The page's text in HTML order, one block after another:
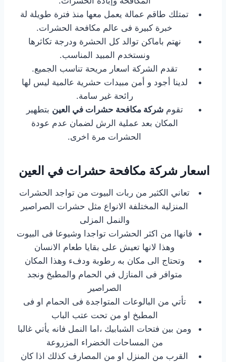
تمتلك طاقم عمالة يعمل معها منذ فترة طويلة لة
خبرة كبيرة فى عالم مكافحة الحشرات.
نهتم باماكن توالد كل الحشرة ودرجة تكاثرها
ونستخدم المبيد المناسب.
تقدم الشركة اسعار مريحة تناسب الجميع.
لدينا أجود و أمن مبيدات حشرية عالمية ليس لها
رائحة غير سامة.
تقومشركة مكافحة حشرات في العين بتطهير
المكان بعد عملية الرش لضمان عدم عودة
الحشرات مرة اخرى.
اسعار شركة مكافحة حشرات في العين
تعاني الكثير من ربات البيوت من تواجد الحشرات
المنزلية المختلفة الانواع مثل حشرات الصراصير
والنمل المزلى
فانهاا من اكثر الحشرات تواجدا وشيوعا فى البيوت
وهذا لانها تعيش على بقايا طعام الانسان
وتحتاج الى مكان به رطوبة ودفء وهذا المكان
متوافر فى المنازل في الحمام والمطبخ ونجد
الصراصير
تأتي من البالوعات المتواجدة فى الحمام او فى
المطبخ او من تحت عتب الباب
ومن بين فتحات الشبابيك ،اما النمل فانه يأتي غالبا
من المساحات الخضراء المزروعة
القرب من المنزل او من المصارف كذلك اذا كان